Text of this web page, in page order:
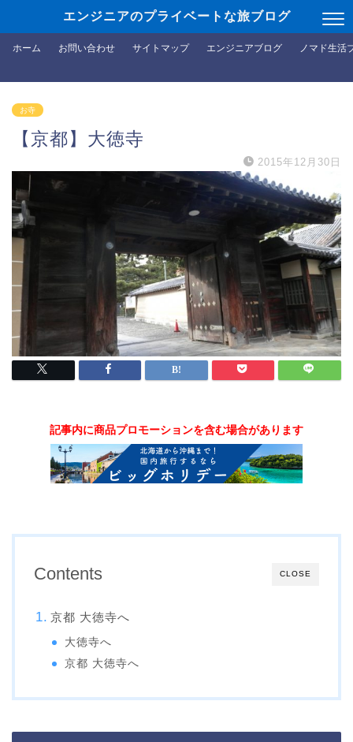
エンジニアのプライベートな旅ブログ
ホーム お問い合わせ サイトマップ エンジニアブログ ノマド生活
お寺
【京都】大徳寺
2015年12月30日
記事内に商品プロモーションを含む場合があります
CLOSE
Contents
京都 大徳寺へ
大徳寺へ
京都 大徳寺へ